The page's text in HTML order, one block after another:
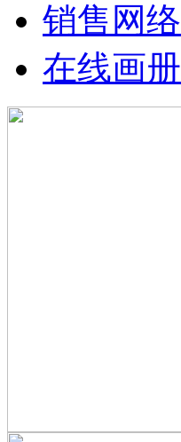
销售网络
在线画册